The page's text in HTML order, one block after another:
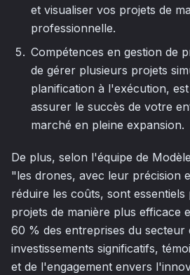
et visualiser vos projets de
professionnelle.
Compétences en gestion de
de gérer plusieurs projets
planification à l'exécution,
assurer le succès de votre
marché en pleine expansion.
De plus, selon l'équipe de
"les drones, avec leur précision
réduire les coûts, sont
projets de manière plus efficace
60 % des entreprises du secteur
investissements significatifs,
et de l'engagement envers